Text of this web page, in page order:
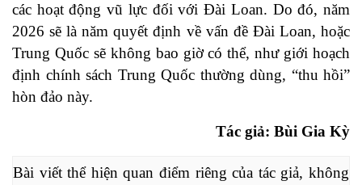
các hoạt động vũ lực đối với Đài Loan. Do đó, năm
2026 sẽ là năm quyết định về vấn đề Đài Loan, hoặc
Trung Quốc sẽ không bao giờ có thể, như giới hoạch
định chính sách Trung Quốc thường dùng, “thu hồi”
hòn đảo này.
Tác giả: Bùi Gia Kỳ
Bài viết thể hiện quan điểm riêng của tác giả, không